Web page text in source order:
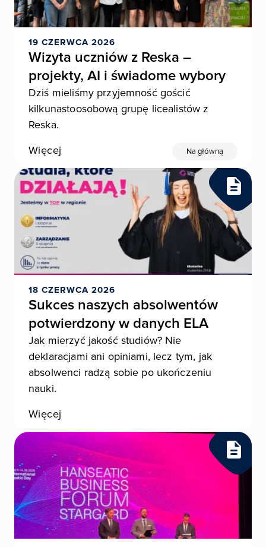
19 CZERWCA 2026
Wizyta uczniów z Reska –
projekty, AI i świadome wybory
Dziś mieliśmy przyjemność gościć
kilkunastoosobową grupę licealistów z
Reska.
Więcej
Na główną
18 CZERWCA 2026
Sukces naszych absolwentów
potwierdzony w danych ELA
Jak mierzyć jakość studiów? Nie
deklaracjami ani opiniami, lecz tym, jak
absolwenci radzą sobie po ukończeniu
nauki.
Więcej